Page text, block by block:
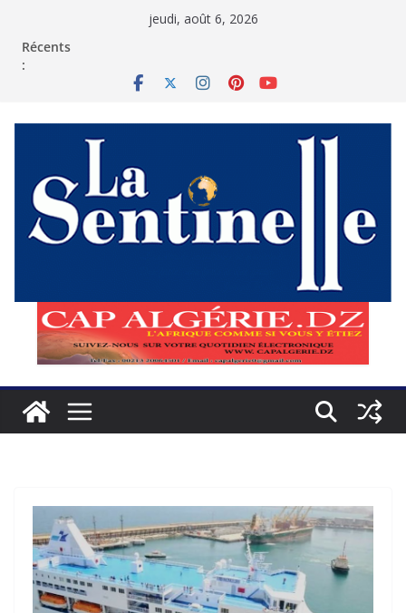
jeudi, août 6, 2026
Récents
: